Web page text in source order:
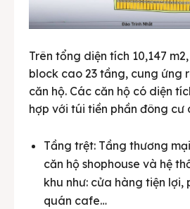
Trên tổng diện tích 10,147
block cao 23 tầng, cung ứng
căn hộ. Các căn hộ có diện
hợp với túi tiền phần đông cư
Tầng trệt: Tầng thương
căn hộ shophouse và hệ
khu như: cửa hàng tiện lợi,
quán cafe…